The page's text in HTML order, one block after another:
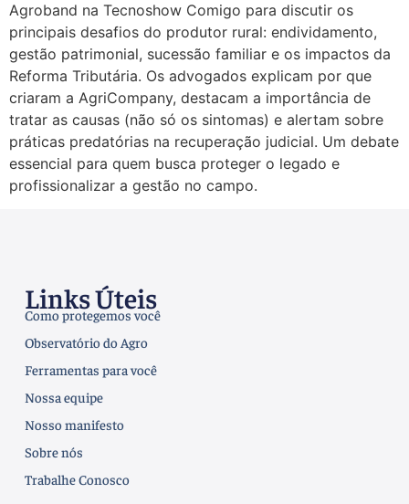
Agroband na Tecnoshow Comigo para discutir os
principais desafios do produtor rural: endividamento,
gestão patrimonial, sucessão familiar e os impactos da
Reforma Tributária. Os advogados explicam por que
criaram a AgriCompany, destacam a importância de
tratar as causas (não só os sintomas) e alertam sobre
práticas predatórias na recuperação judicial. Um debate
essencial para quem busca proteger o legado e
profissionalizar a gestão no campo.
Links Úteis
Como protegemos você
Observatório do Agro
Ferramentas para você
Nossa equipe
Nosso manifesto
Sobre nós
Trabalhe Conosco